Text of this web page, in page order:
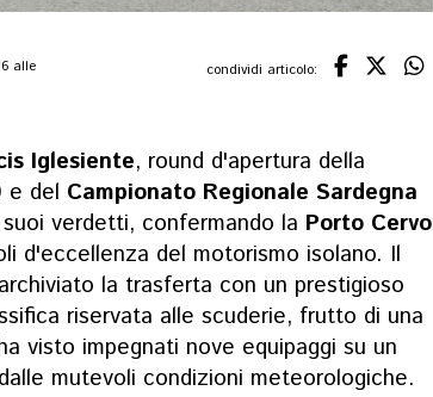
alle
condividi articolo:
Iglesiente, round d'apertura della
e del Campionato Regionale Sardegna
verdetti, confermando la Porto Cervo
d'eccellenza del motorismo isolano. Il
la trasferta con un prestigioso
riservata alle scuderie, frutto di una
visto impegnati nove equipaggi su un
mutevoli condizioni meteorologiche.